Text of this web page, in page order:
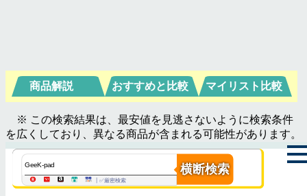
商品解説 おすすめと比較 マイリスト比較
※ この検索結果は、最安値を見逃さないように検索条件
を広くしており、異なる商品が含まれる可能性があります。